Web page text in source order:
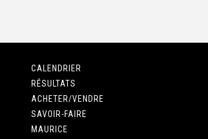
CALENDRIER
RÉSULTATS
ACHETER/VENDRE
SAVOIR-FAIRE
MAURICE